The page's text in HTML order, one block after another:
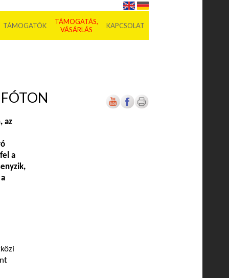
TÁMOGATÓK
TÁMOGATÁS,
VÁSÁRLÁS
KAPCSOLAT
az
a